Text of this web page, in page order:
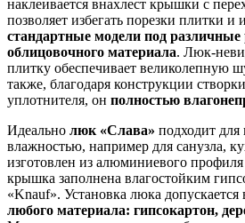
наклеивается внахлест крышки с
позволяет избегать порезки плитки и
стандартные модели под
облицовочного материала. Люк-
плитку обеспечивает великолепную
также, благодаря конструкции
уплотнителя, он полностью
Идеально люк «Слава» подходит
влажностью, например для санузла,
изготовлен из алюминиевого
крышка заполнена влагостойким
«Knauf». Установка люка допускается
любого материала: гипсокартон,